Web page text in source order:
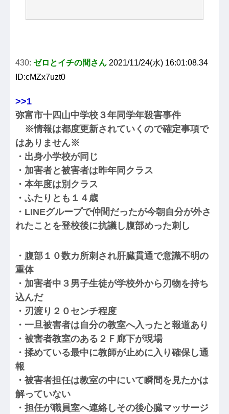
430: ゼロとイチの間さん 2021/11/24(水) 16:01:08.34
ID:cMZx7uzt0
>>1
弥富市十四山中学校３年同学年殺害事件
※情報は都度更新されていくので確定事項で
はありません※
・出身小学校が同じ
・加害者と被害者は昨年同クラス
・本年度は別クラス
・ふたりとも１４歳
・LINEグループで仲間だったが今朝自分が外さ
れたことを登校後に抗議し腹部めった刺し
・腹部１０数カ所刺され肝臓貫通で意識不明の
重体
・加害者中３男子生徒が学校外から刃物を持ち
込んだ
・刃渡り２０センチ程度
・一旦被害者は自分の教室へ入ったと報道あり
・被害者教室のある２Ｆ廊下が現場
・揉めている最中に教師が止めに入り確保し通
報
・被害者担任は教室の中にいて瞬間を見たかは
解っていない
・担任が職員室へ連絡しその後心臓マッサージ